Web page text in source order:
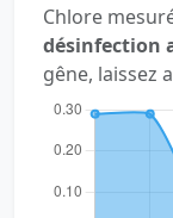
Chlore
désinfection
gêne, laissez